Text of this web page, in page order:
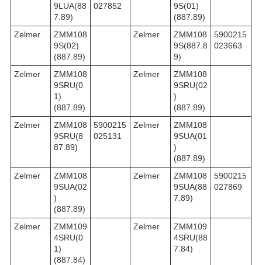
9LUA(88
7.89)
027852
9S(01)
(887.89)
Zelmer
ZMM108
9S(02)
(887.89)
Zelmer
ZMM108
9S(887.8
9)
5900215
023663
Zelmer
ZMM108
9SRU(0
1)
(887.89)
Zelmer
ZMM108
9SRU(02
)
(887.89)
Zelmer
ZMM108
9SRU(8
87.89)
5900215
025131
Zelmer
ZMM108
9SUA(01
)
(887.89)
Zelmer
ZMM108
9SUA(02
)
(887.89)
Zelmer
ZMM108
9SUA(88
7.89)
5900215
027869
Zelmer
ZMM109
4SRU(0
1)
(887.84)
Zelmer
ZMM109
4SRU(88
7.84)